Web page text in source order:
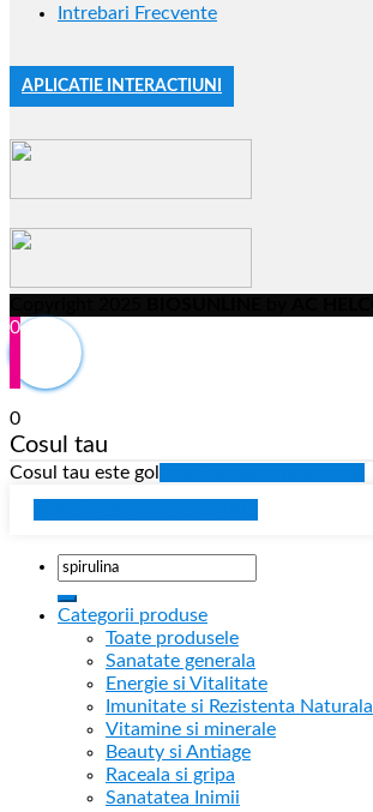
Intrebari Frecvente
APLICATIE INTERACTIUNI
0
0
Cosul tau
Cosul tau este gol
Categorii produse
Toate produsele
Sanatate generala
Energie si Vitalitate
Imunitate si Rezistenta Naturala
Vitamine si minerale
Beauty si Antiage
Raceala si gripa
Sanatatea Inimii